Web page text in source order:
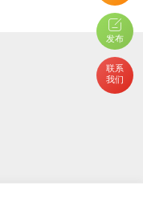
发布
联系
我们
9-8-2021 14:31
21-7-2026 09:34
21-7-2026 09:34